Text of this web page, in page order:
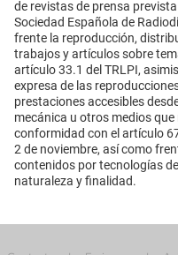
de revistas de prensa
Sociedad Española de
frente la reproducción,
trabajos y artículos sobre
artículo 33.1 del TRLPI,
expresa de las
prestaciones accesibles
mecánica u otros medios
conformidad con el artículo
2 de noviembre, así como
contenidos por tecnologías
naturaleza y finalidad.